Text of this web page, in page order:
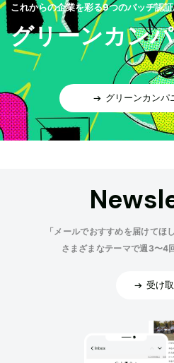
これからの企業を彩る9つのバッヂ認
グリーンカン
グリーンカンパ
「メールでおすすめを届けてほ
さまざまなテーマで週3〜4
受け